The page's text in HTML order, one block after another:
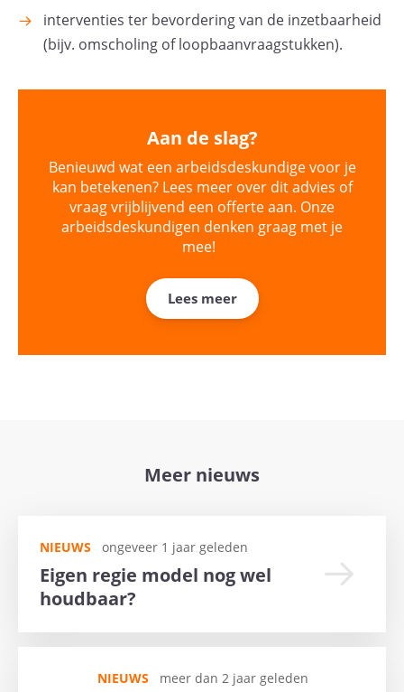
interventies ter bevordering van de inzetbaarheid
(bijv. omscholing of loopbaanvraagstukken).
Aan de slag?
Benieuwd wat een arbeidsdeskundige voor je
kan betekenen? Lees meer over dit advies of
vraag vrijblijvend een offerte aan. Onze
arbeidsdeskundigen denken graag met je
mee!
Lees meer
Meer nieuws
NIEUWS ongeveer 1 jaar geleden
Eigen regie model nog wel
houdbaar?
NIEUWS meer dan 2 jaar geleden